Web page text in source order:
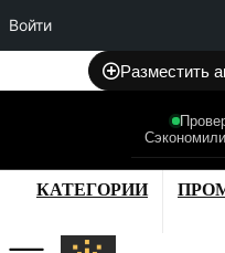
Войти
Разместить
КАТЕГОРИИ